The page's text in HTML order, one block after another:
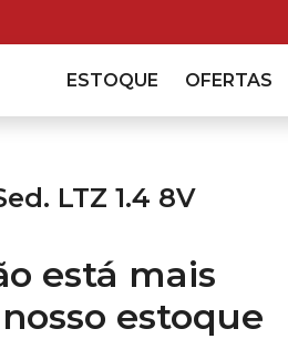
ESTOQUE OFERTAS
LTZ 1.4 8V
está mais
estoque